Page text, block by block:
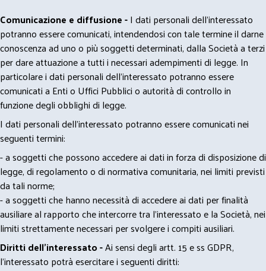
Comunicazione e diffusione -I dati personali dell’interessato
potranno essere comunicati, intendendosi con tale termine il darne
conoscenza ad uno o più soggetti determinati, dalla Società a terzi
per dare attuazione a tutti i necessari adempimenti di legge. In
particolare i dati personali dell’interessato potranno essere
comunicati a Enti o Uffici Pubblici o autorità di controllo in
funzione degli obblighi di legge.
I dati personali dell’interessato potranno essere comunicati nei
seguenti termini:
- a soggetti che possono accedere ai dati in forza di disposizione di
legge, di regolamento o di normativa comunitaria, nei limiti previsti
da tali norme;
- a soggetti che hanno necessità di accedere ai dati per finalità
ausiliare al rapporto che intercorre tra l’interessato e la Società, nei
limiti strettamente necessari per svolgere i compiti ausiliari.
Diritti dell’interessato -Ai sensi degli artt. 15 e ss GDPR,
l’interessato potrà esercitare i seguenti diritti: